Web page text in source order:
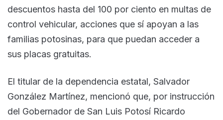
descuentos hasta del 100 por ciento en multas de
control vehicular, acciones que sí apoyan a las
familias potosinas, para que puedan acceder a
sus placas gratuitas.
El titular de la dependencia estatal, Salvador
González Martínez, mencionó que, por instrucción
del Gobernador de San Luis Potosí Ricardo